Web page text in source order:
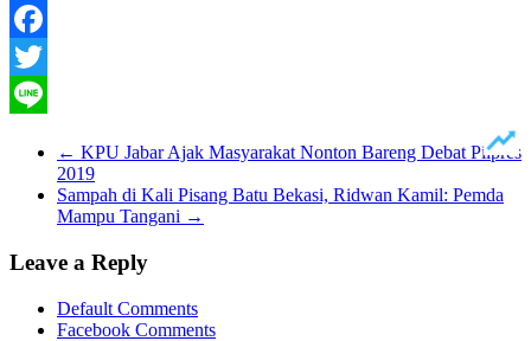
Facebook
Twitter
← KPU Jabar Ajak Masyarakat Nonton Bareng Debat Pilpres
2019
Sampah di Kali Pisang Batu Bekasi, Ridwan Kamil: Pemda
Mampu Tangani →
Leave a Reply
Default Comments
Facebook Comments